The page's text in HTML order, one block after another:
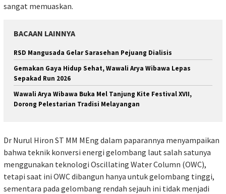
sangat memuaskan.
BACAAN LAINNYA
RSD Mangusada Gelar Sarasehan Pejuang Dialisis
Gemakan Gaya Hidup Sehat, Wawali Arya Wibawa Lepas
Sepakad Run 2026
Wawali Arya Wibawa Buka Mel Tanjung Kite Festival XVII,
Dorong Pelestarian Tradisi Melayangan
Dr Nurul Hiron ST MM MEng dalam paparannya menyampaikan
bahwa teknik konversi energi gelombang laut salah satunya
menggunakan teknologi Oscillating Water Column (OWC),
tetapi saat ini OWC dibangun hanya untuk gelombang tinggi,
sementara pada gelombang rendah sejauh ini tidak menjadi